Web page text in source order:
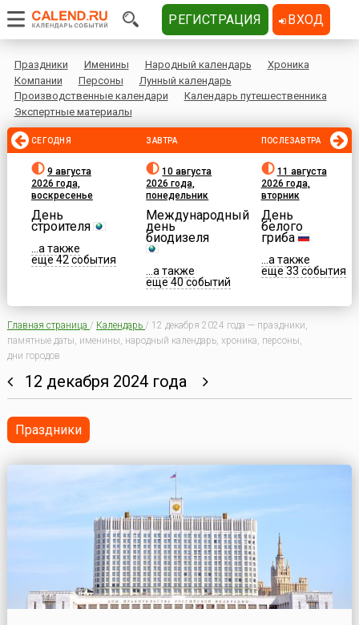
Праздники Именины Народный календарь
Хроника
Компании
Персоны
Лунный календарь
Производственные календари
Календарь путешественника
Экспертные материалы
СЕГОДНЯ
9 августа
2026 года,
воскресенье
День
строителя
...а также
еще 42 события
ЗАВТРА
10 августа
2026 года,
понедельник
Международный
день
биодизеля
...а также
еще 40 событий
ПОСЛЕЗАВТРА
11 августа
2026 года,
вторник
День
белого
гриба
...а также
еще 33 события
Главная страница / Календарь / 12 декабря 2024 года — праздники,
памятные даты, именины, народный календарь, хроника, персоны,
дни городов
12 декабря 2024 года
Праздники
РЕГИСТРАЦИЯ ВХОД